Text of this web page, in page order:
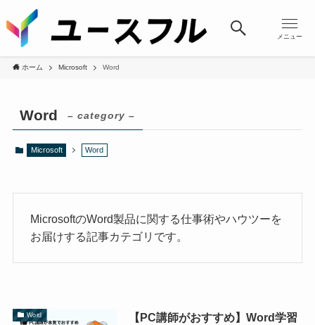
メニュー
ホーム Microsoft Word
Word – category –
Microsoft Word
MicrosoftのWord製品に関する仕事術やハウツーを
お届けする記事カテゴリです。
Word
【PC講師がおすすめ】Word学習